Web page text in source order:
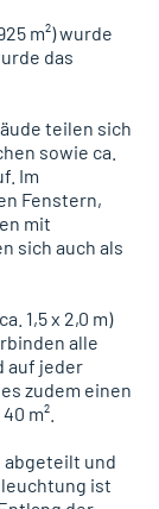
m²) wurde
das
teilen sich
sowie ca.
Im
Fenstern,
mit
sich auch als
1,5 x 2,0 m)
alle
auf jeder
zudem einen
m².
abgeteilt und
ist